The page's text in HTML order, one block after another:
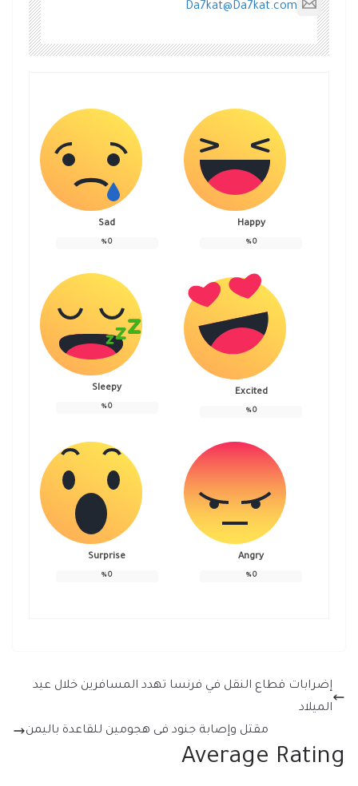
Da7kat@Da7kat.com
Happy
0
%
Sad
0
%
Excited
0
%
Sleepy
0
%
Angry
0
%
Surprise
0
%
إضرابات قطاع النقل في فرنسا تهدد المسافرين خلال عيد
الميلاد
مقتل وإصابة جنود فى هجومين للقاعدة باليمن
Average Rating